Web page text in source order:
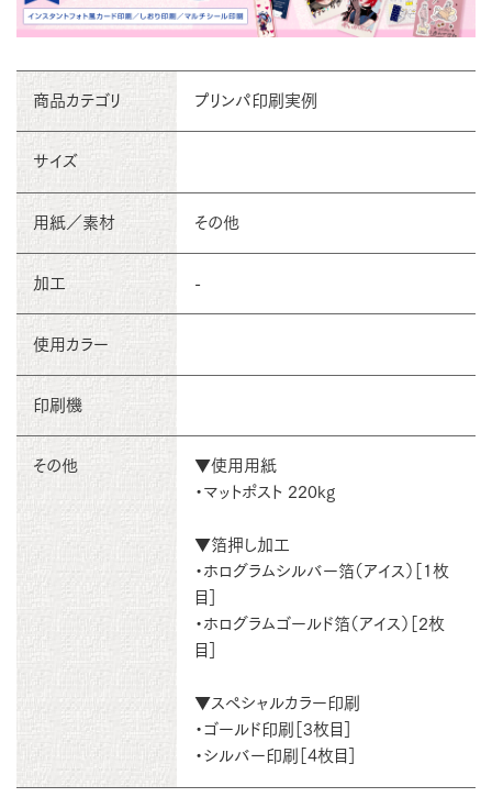
商品カテゴリ プリンパ印刷実例
サイズ
用紙／素材 その他
加工 -
使用カラー
印刷機
その他
▼使用用紙
・マットポスト 220kg
▼箔押し加工
・ホログラムシルバー箔（アイス）［1枚
目］
・ホログラムゴールド箔（アイス）［2枚
目］
▼スペシャルカラー印刷
・ゴールド印刷［3枚目］
・シルバー印刷［4枚目］